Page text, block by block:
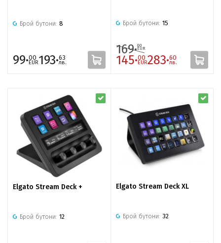
Брой бутони: 8
99·00
EUR193·63
лв.
Брой бутони: 15
169·00
EUR
145·00
EUR283·60
лв.
Elgato Stream Deck +
Брой бутони: 12
Elgato Stream Deck XL
Брой бутони: 32